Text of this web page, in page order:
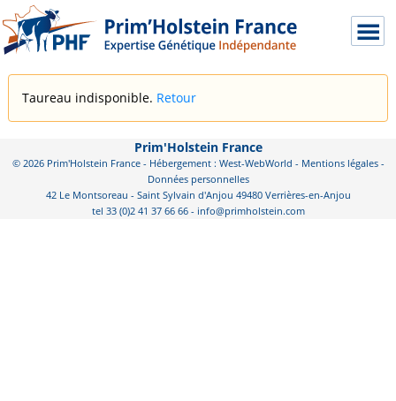
Taureau indisponible. Retour
Prim'Holstein France
© 2026 Prim'Holstein France - Hébergement : West-WebWorld - Mentions légales-
Données personnelles
42 Le Montsoreau - Saint Sylvain d'Anjou 49480 Verrières-en-Anjou
tel 33 (0)2 41 37 66 66 - info@primholstein.com